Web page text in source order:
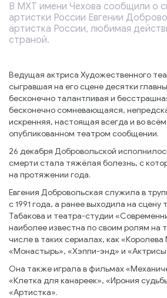
В МХТ имени Чехова сообщили о
артистки России Евгении
артистка России, любимая
страной.
Ведущая актриса Художественного
сыгравшая на его сцене десятки
бесконечно талантливая и
бесконечно сомневающаяся,
искренняя, настоящая всегда и во
опубликованном театром сообщении.
26 декабря Добровольской
смерти стала тяжёлая болезнь, с
на протяжении года.
Евгения Добровольская служила в
с 1991 года, а ранее выходила на
Табакова и театра-студии
наиболее известна по своим ролям на
числе в таких сериалах, как
«Монастырь», «Хэппи-энд» и
Она также играла в фильмах
«Клетка для канареек», «Ирония
«Артистка».